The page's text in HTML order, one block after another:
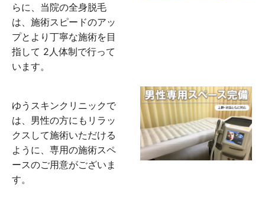
らに、当院の全身脱毛
は、施術スピードのアッ
プとより丁寧な施術を目
指して 2人体制で行って
います。
ゆうスキンクリニックで
は、男性の方にもリラッ
クスして施術いただける
ように、専用の施術スペ
ースのご用意がございま
す。